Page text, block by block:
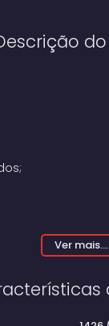
Ver mais...